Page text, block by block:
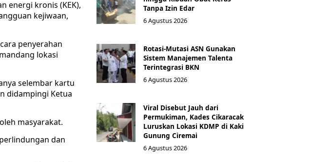
energi kronis (KEK),
kejiwaan,
penyerahan
lokasi
selembar kartu
didampingi Ketua
masyarakat.
dan
Tanpa Izin Edar
6 Agustus 2026
Rotasi-Mutasi ASN Gunakan
Sistem Manajemen Talenta
Terintegrasi BKN
6 Agustus 2026
Viral Disebut Jauh dari
Permukiman, Kades Cikaracak
Luruskan Lokasi KDMP di Kaki
Gunung Ciremai
6 Agustus 2026